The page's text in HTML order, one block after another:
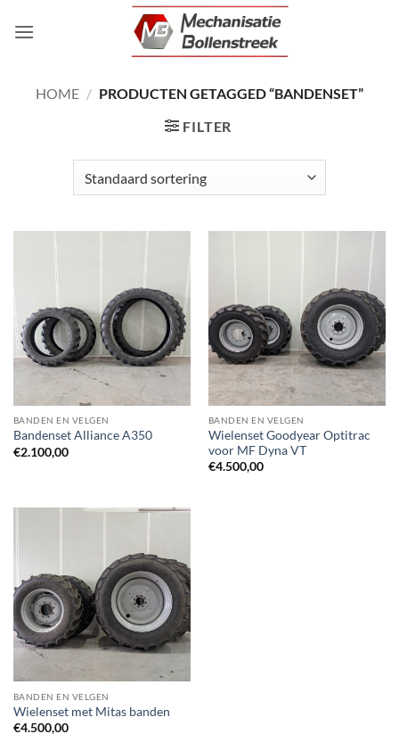
naar
HOME / PRODUCTEN GETAGGED “BANDENSET”
FILTER
BANDEN EN VELGEN
Bandenset Alliance A350
€2.100,00
BANDEN EN VELGEN
Wielenset Goodyear Optitrac
voor MF Dyna VT
€4.500,00
BANDEN EN VELGEN
Wielenset met Mitas banden
€4.500,00